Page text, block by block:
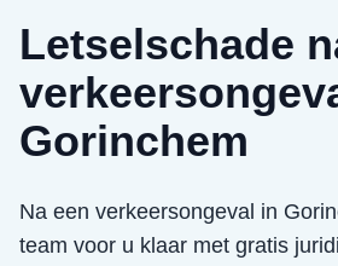
Letselschade
Gorinchem
Na een verkeersongeval in
team voor u klaar met gratis